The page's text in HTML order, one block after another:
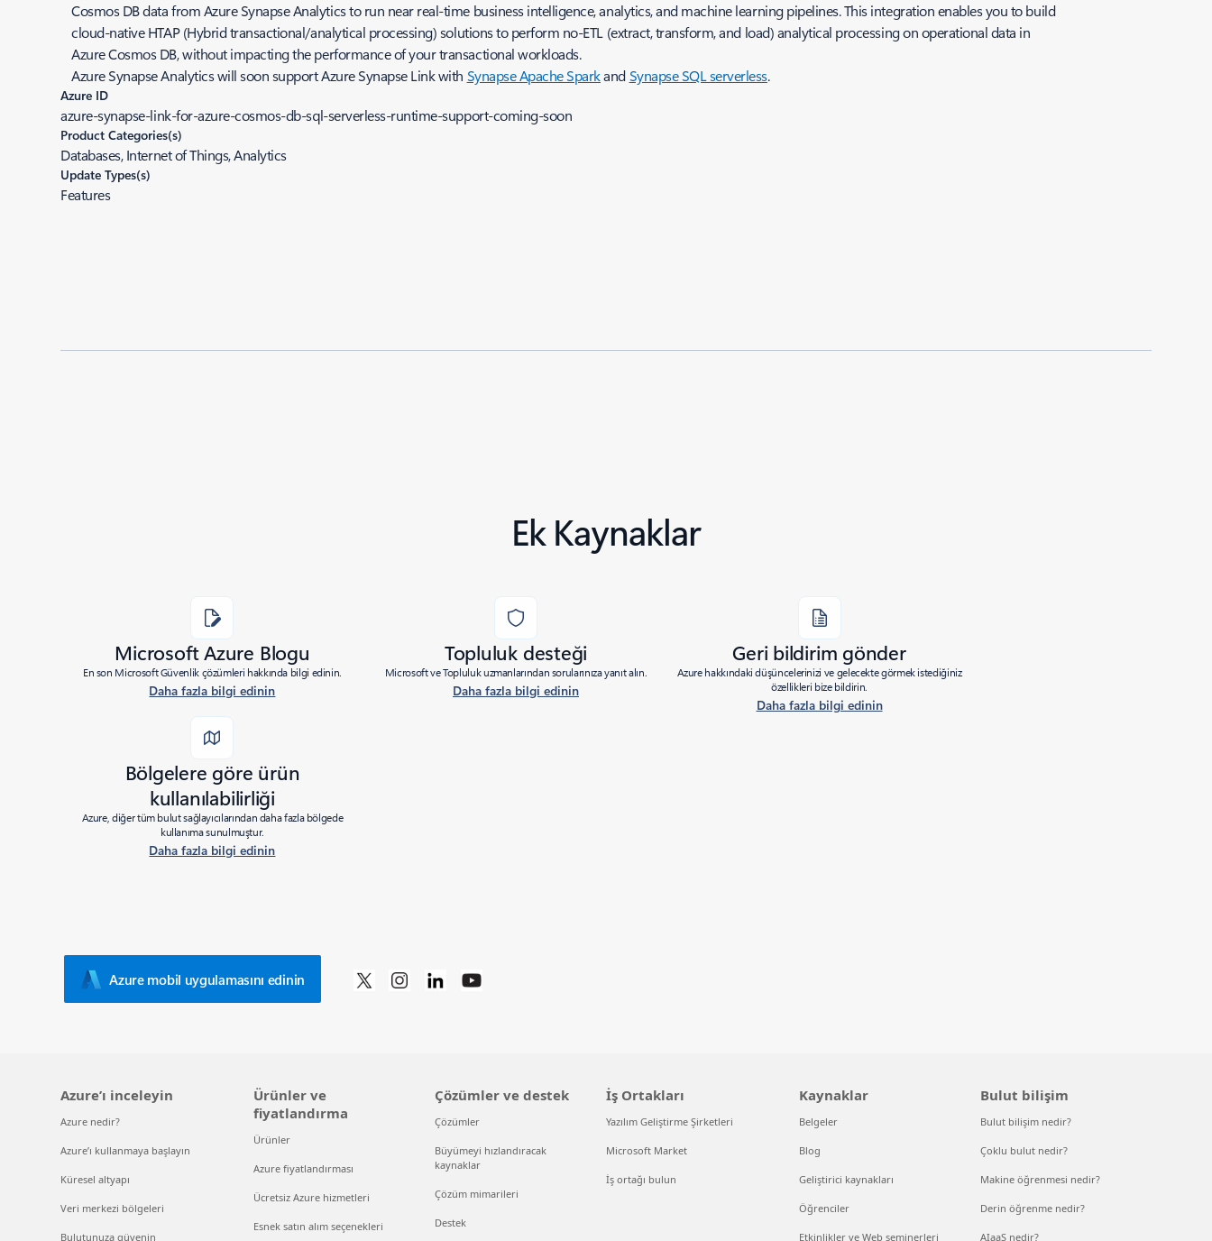
Cosmos DB data from Azure Synapse Analytics to run near real-time business intelligence, analytics, and machine learning pipelines. This integration enables you to build
cloud-native HTAP (Hybrid transactional/analytical processing) solutions to perform no-ETL (extract, transform, and load) analytical processing on operational data in
Azure Cosmos DB, without impacting the performance of your transactional workloads.
Azure Synapse Analytics will soon support Azure Synapse Link with Synapse Apache SparkandSynapse SQL serverless.
Azure ID
azure-synapse-link-for-azure-cosmos-db-sql-serverless-runtime-support-coming-soon
Product Categories(s)
Databases, Internet of Things, Analytics
Update Types(s)
Features
Ek Kaynaklar
Microsoft Azure Blogu
En son Microsoft Güvenlik çözümleri hakkında bilgi edinin.
Daha fazla bilgi edinin
Topluluk desteği
Microsoft ve Topluluk uzmanlarından sorularınıza yanıt alın.
Daha fazla bilgi edinin
Geri bildirim gönder
Azure hakkındaki düşüncelerinizi ve gelecekte görmek istediğiniz
özellikleri bize bildirin.
Daha fazla bilgi edinin
Bölgelere göre ürün
kullanılabilirliği
Azure, diğer tüm bulut sağlayıcılarından daha fazla bölgede
kullanıma sunulmuştur.
Daha fazla bilgi edinin
Azure mobil uygulamasını edinin
Azure’ı inceleyin
Azure nedir?
Azure’ı kullanmaya başlayın
Küresel altyapı
Veri merkezi bölgeleri
Bulutunuza güvenin
Ürünler ve
fiyatlandırma
Ürünler
Azure fiyatlandırması
Ücretsiz Azure hizmetleri
Esnek satın alım seçenekleri
Çözümler ve destek
Çözümler
Büyümeyi hızlandıracak
kaynaklar
Çözüm mimarileri
Destek
İş Ortakları
Yazılım Geliştirme Şirketleri
Microsoft Market
İş ortağı bulun
Kaynaklar
Belgeler
Blog
Geliştirici kaynakları
Öğrenciler
Etkinlikler ve Web seminerleri
Bulut bilişim
Bulut bilişim nedir?
Çoklu bulut nedir?
Makine öğrenmesi nedir?
Derin öğrenme nedir?
AIaaS nedir?